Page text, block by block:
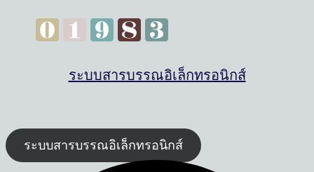
ระบบสารบรรณอิเล็กทรอนิกส์
ระบบสารบรรณอิเล็กทรอนิกส์